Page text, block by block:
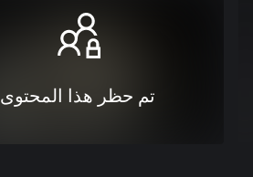
تم حظر هذا المحتوى